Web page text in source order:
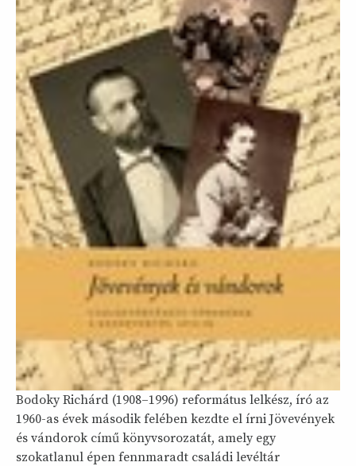
Bodoky Richárd (1908–1996) református lelkész, író az
1960-as évek második felében kezdte el írni Jövevények
és vándorok című könyvsorozatát, amely egy
szokatlanul épen fennmaradt családi levéltár